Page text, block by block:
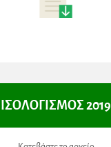
ΙΣΟΛΟΓΙΣΜΟΣ 2019